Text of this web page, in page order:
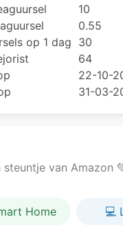
10
0.55
op 1 dag
30
64
22-10-
31-03-
van Amazon
Home 💻